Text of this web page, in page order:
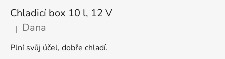
Chladicí box 10 l, 12 V
Hodnocení produktu je 5 z 5 hvězdiček.
| Dana
Plní svůj účel, dobře chladí.